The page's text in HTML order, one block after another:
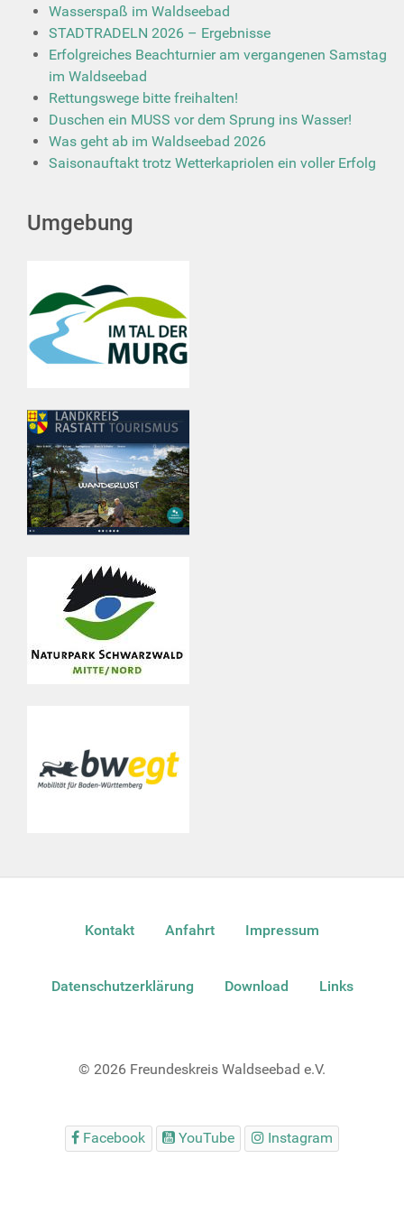
Wasserspaß im Waldseebad
STADTRADELN 2026 – Ergebnisse
Erfolgreiches Beachturnier am vergangenen Samstag
im Waldseebad
Rettungswege bitte freihalten!
Duschen ein MUSS vor dem Sprung ins Wasser!
Was geht ab im Waldseebad 2026
Saisonauftakt trotz Wetterkapriolen ein voller Erfolg
Umgebung
Kontakt Anfahrt Impressum
Datenschutzerklärung Download Links
© 2026 Freundeskreis Waldseebad e.V.
Facebook YouTube Instagram